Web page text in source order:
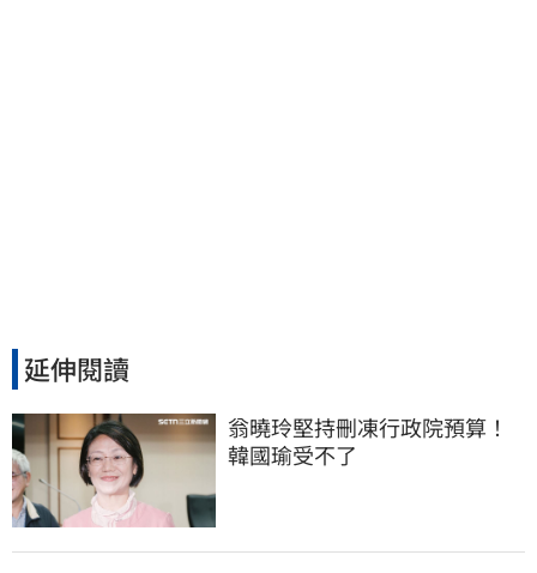
延伸閱讀
翁曉玲堅持刪凍行政院預算！
韓國瑜受不了